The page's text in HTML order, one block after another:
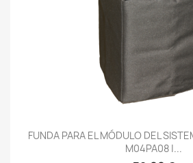
FUNDA PARA EL MÓDULO DEL
M04PA08 |...